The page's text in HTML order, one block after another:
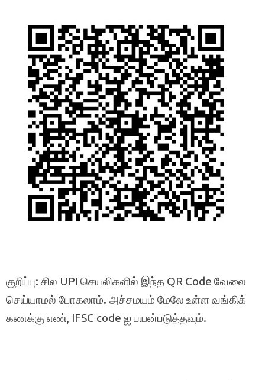
குறிப்பு: சில UPI செயலிகளில் இந்த QR Code வேலை
செய்யாமல் போகலாம். அச்சமயம் மேலே உள்ள வங்கிக்
கணக்கு எண், IFSC code ஐ பயன்படுத்தவும்.